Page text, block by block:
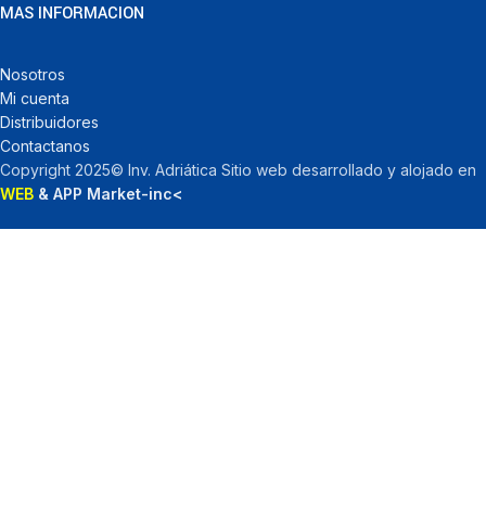
MAS INFORMACION
Nosotros
Mi cuenta
Distribuidores
Contactanos
Copyright 2025© Inv. Adriática Sitio web desarrollado y alojado en
WEB & APP Market-inc<